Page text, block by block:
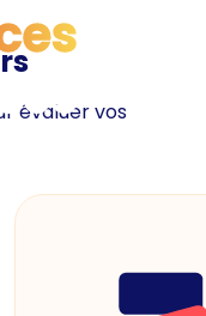
évaluer vos